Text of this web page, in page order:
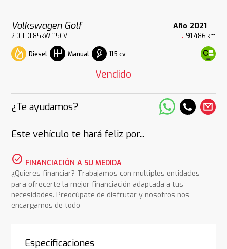
Volkswagen Golf Año 2021
2.0 TDI 85kW 115CV 91.486 km
Diesel Manual 115 cv
Vendido
¿Te ayudamos?
Este vehículo te hará feliz por...
check_circle FINANCIACIÓN A SU MEDIDA
¿Quieres financiar? Trabajamos con multiples entidades
para ofrecerte la mejor financiación adaptada a tus
necesidades. Preocúpate de disfrutar y nosotros nos
encargamos de todo
Especificaciones